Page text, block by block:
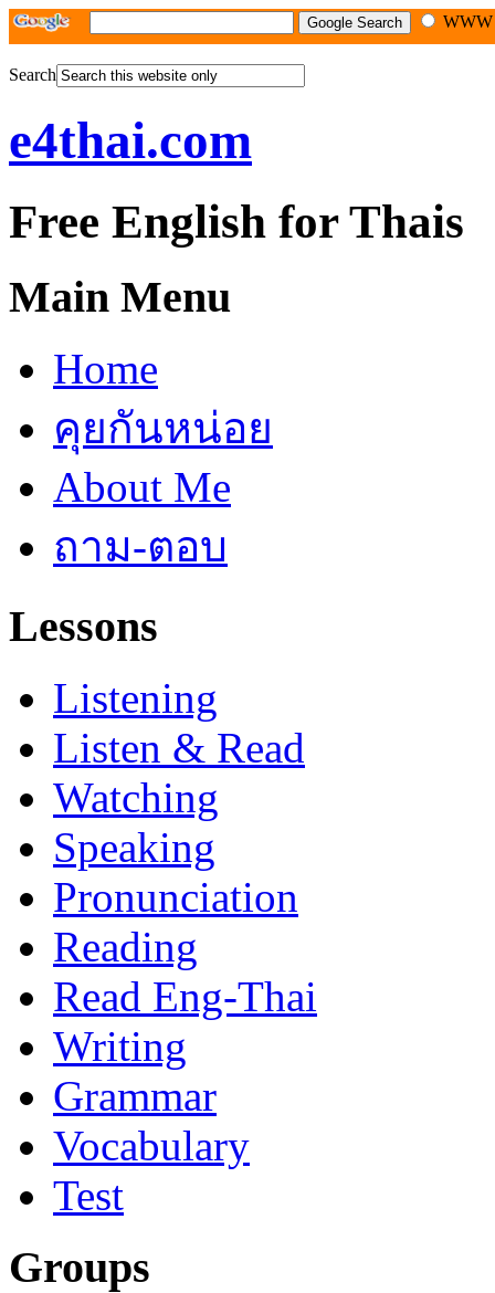
Search
e4thai.com
Free English for Thais
Main Menu
Home
คุยกันหน่อย
About Me
ถาม-ตอบ
Lessons
Listening
Listen & Read
Watching
Speaking
Pronunciation
Reading
Read Eng-Thai
Writing
Grammar
Vocabulary
Test
Groups